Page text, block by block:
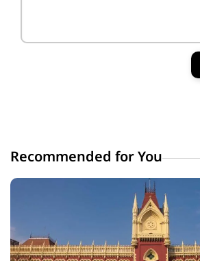
Recommended for You